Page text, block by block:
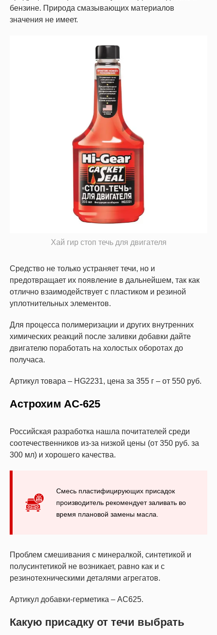
бензине. Природа смазывающих материалов
значения не имеет.
Хай гир стоп течь для двигателя
Средство не только устраняет течи, но и
предотвращает их появление в дальнейшем, так как
отлично взаимодействует с пластиком и резиной
уплотнительных элементов.
Для процесса полимеризации и других внутренних
химических реакций после заливки добавки дайте
двигателю поработать на холостых оборотах до
получаса.
Артикул товара – HG2231, цена за 355 г – от 550 руб.
Астрохим AC-625
Российская разработка нашла почитателей среди
соотечественников из-за низкой цены (от 350 руб. за
300 мл) и хорошего качества.
Смесь пластифицирующих присадок
производитель рекомендует заливать во
время плановой замены масла.
Проблем смешивания с минералкой, синтетикой и
полусинтетикой не возникает, равно как и с
резинотехническими деталями агрегатов.
Артикул добавки-герметика – АС625.
Какую присадку от течи выбрать